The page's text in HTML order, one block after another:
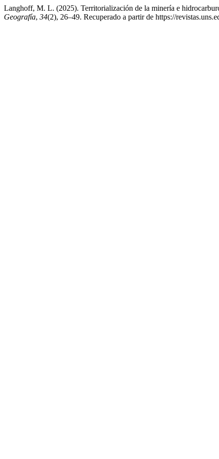
Langhoff, M. L. (2025). Territorialización de la minería e
Geografía, 34(2), 26–49. Recuperado a partir de https://